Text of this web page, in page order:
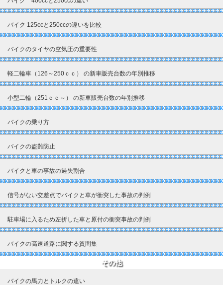
バイク 125ccと250ccの違いを比較
バイクのタイヤの空気圧の重要性
軽二輪車（126～250ｃｃ） の新車販売台数の年別推移
小型二輪（251ｃｃ～） の新車販売台数の年別推移
バイクの乗り方
バイクの盗難防止
バイクと車の事故の過失割合
信号がない交差点でバイクと車が衝突した事故の判例
駐車場に入るため左折した車と原付の衝突事故の判例
バイクの高速道路に関する質問集
その他
バイクの馬力とトルクの違い